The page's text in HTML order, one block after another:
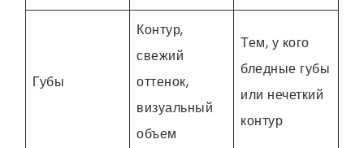
Губы
Контур,
свежий
оттенок,
визуальный
объем
Тем, у кого
бледные губы
или нечеткий
контур